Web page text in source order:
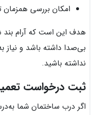
امکان بررسی
هدف این است که آرام بند
بی‌صدا داشته باشد و نیاز
نداشته باشید.
ثبت درخواست
اگر درب ساختمان شما